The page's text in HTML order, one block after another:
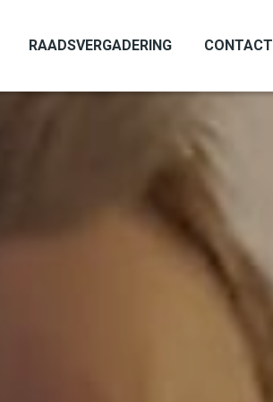
RAADSVERGADERING CONTACT